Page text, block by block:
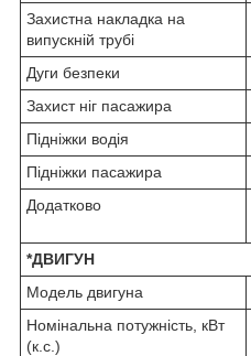
Захистна накладка на
випускній трубі
Дуги безпеки
Захист ніг пасажира
Підніжки водія
Підніжки пасажира
Додатково
*ДВИГУН
Модель двигуна
Номінальна потужність, кВт
(к.с.)